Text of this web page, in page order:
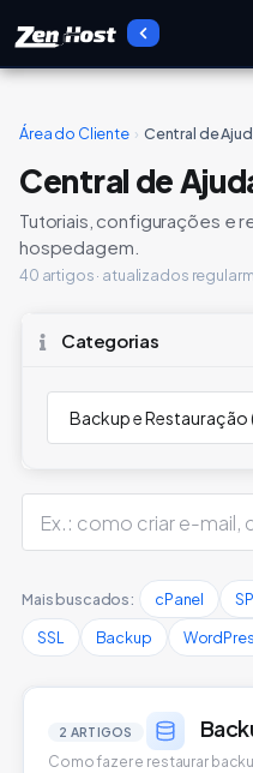
Área do Cliente › Central de
Central de
Tutoriais, configurações e
hospedagem.
40 artigos · atualizados
Categorias
Mais buscados: cPanel
SSL
Backup
2 ARTIGOS
Como fazer e restaurar